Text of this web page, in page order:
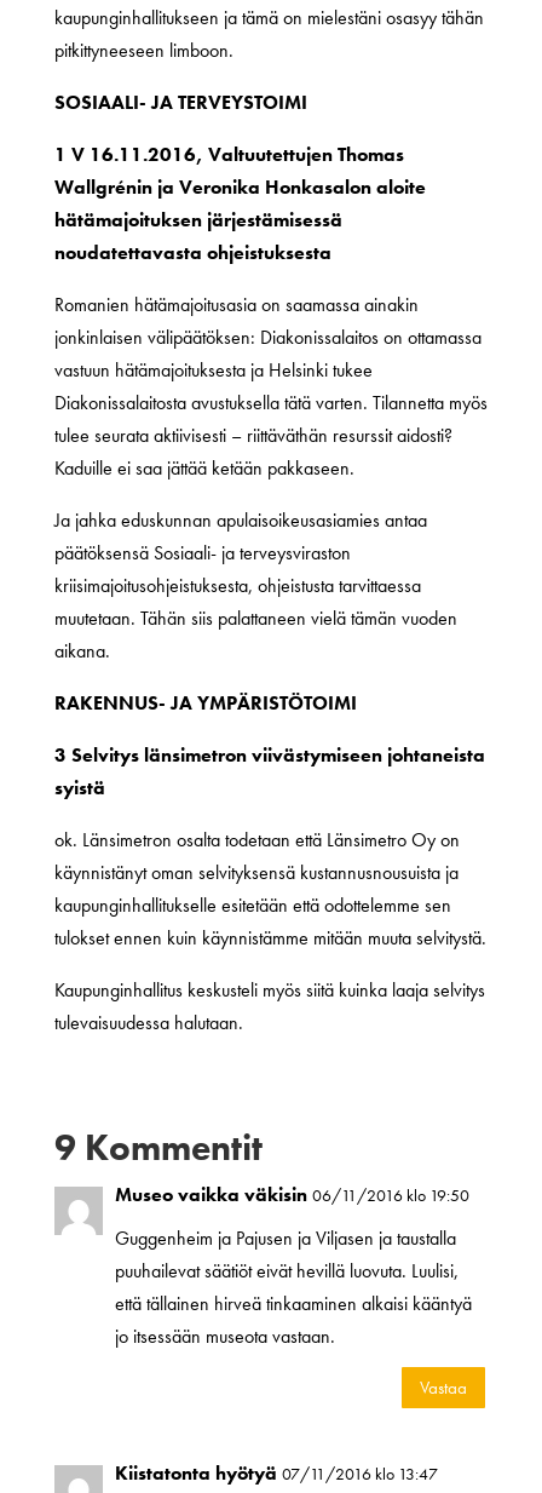
kaupunginhallitukseen ja tämä on mielestäni osasyy tähän
pitkittyneeseen limboon.
SOSIAALI- JA TERVEYSTOIMI
1 V 16.11.2016, Valtuutettujen Thomas
Wallgrénin ja Veronika Honkasalon aloite
hätämajoituksen järjestämisessä
noudatettavasta ohjeistuksesta
Romanien hätämajoitusasia on saamassa ainakin
jonkinlaisen välipäätöksen: Diakonissalaitos on ottamassa
vastuun hätämajoituksesta ja Helsinki tukee
Diakonissalaitosta avustuksella tätä varten. Tilannetta myös
tulee seurata aktiivisesti – riittäväthän resurssit aidosti?
Kaduille ei saa jättää ketään pakkaseen.
Ja jahka eduskunnan apulaisoikeusasiamies antaa
päätöksensä Sosiaali- ja terveysviraston
kriisimajoitusohjeistuksesta, ohjeistusta tarvittaessa
muutetaan. Tähän siis palattaneen vielä tämän vuoden
aikana.
RAKENNUS- JA YMPÄRISTÖTOIMI
3 Selvitys länsimetron viivästymiseen johtaneista
syistä
ok. Länsimetron osalta todetaan että Länsimetro Oy on
käynnistänyt oman selvityksensä kustannusnousuista ja
kaupunginhallitukselle esitetään että odottelemme sen
tulokset ennen kuin käynnistämme mitään muuta selvitystä.
Kaupunginhallitus keskusteli myös siitä kuinka laaja selvitys
tulevaisuudessa halutaan.
9 Kommentit
Museo vaikka väkisin 06/11/2016 klo 19:50
Guggenheim ja Pajusen ja Viljasen ja taustalla
puuhailevat säätiöt eivät hevillä luovuta. Luulisi,
että tällainen hirveä tinkaaminen alkaisi kääntyä
jo itsessään museota vastaan.
Vastaa
Kiistatonta hyötyä 07/11/2016 klo 13:47